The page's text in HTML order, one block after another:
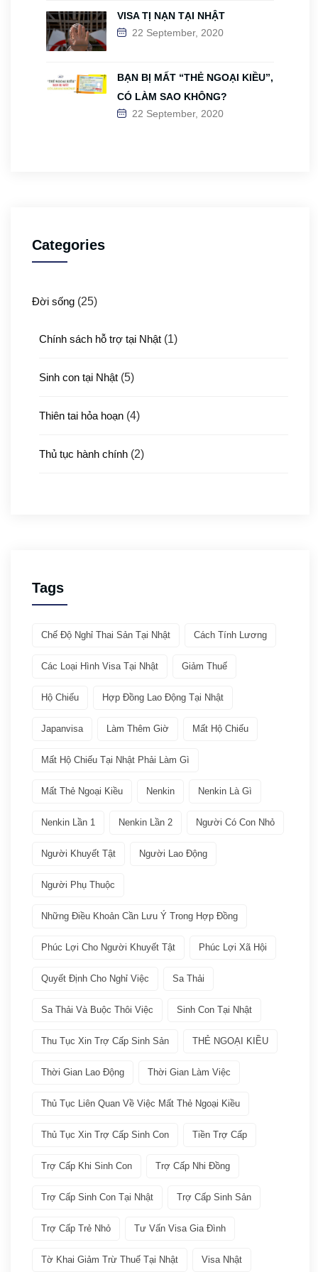
VISA TỊ NẠN TẠI NHẬT
22 September, 2020
BẠN BỊ MẤT “THẺ NGOẠI KIỀU”,
CÓ LÀM SAO KHÔNG?
22 September, 2020
Categories
Đời sống (25)
Chính sách hỗ trợ tại Nhật (1)
Sinh con tại Nhật (5)
Thiên tai hỏa hoạn (4)
Thủ tục hành chính (2)
Văn hóa & Du lịch
Việc làm
Bảo hiểm(2)
Các ngành nghề quay lại Tokutei Gino(1)
Nenkin (3)
Phúc lợi xã hội(2)
Các loại visa Nhật
Dịch vụ VISA ATTO(36)
Đoàn tụ gia đình(6)
Làm việc tai Nhật(12)
Tags
Chế Độ Nghỉ Thai Sản Tại Nhật Cách Tính Lương
Các Loại Hình Visa Tại Nhật Giảm Thuế
Hộ Chiếu Hợp Đồng Lao Động Tại Nhật
Japanvisa Làm Thêm Giờ Mất Hộ Chiếu
Mất Hộ Chiếu Tại Nhật Phải Làm Gì
Mất Thẻ Ngoại Kiều Nenkin Nenkin Là Gì
Nenkin Lần 1 Nenkin Lần 2 Người Có Con Nhỏ
Người Khuyết Tật Người Lao Động
Người Phụ Thuộc
Những Điều Khoản Cần Lưu Ý Trong Hợp Đồng
Phúc Lợi Cho Người Khuyết Tật Phúc Lợi Xã Hội
Quyết Định Cho Nghỉ Việc Sa Thải
Sa Thải Và Buộc Thôi Việc Sinh Con Tại Nhật
Thu Tục Xin Trợ Cấp Sinh Sản THẺ NGOẠI KIỀU
Thời Gian Lao Động Thời Gian Làm Việc
Thủ Tục Liên Quan Về Việc Mất Thẻ Ngoại Kiều
Thủ Tục Xin Trợ Cấp Sinh Con Tiền Trợ Cấp
Trợ Cấp Khi Sinh Con Trợ Cấp Nhi Đồng
Trợ Cấp Sinh Con Tại Nhật Trợ Cấp Sinh Sản
Trợ Cấp Trẻ Nhỏ Tư Vấn Visa Gia Đình
Tờ Khai Giảm Trừ Thuế Tại Nhật Visa Nhật